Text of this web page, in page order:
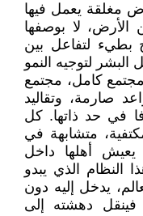
مغلقة يعمل فيها
الأرض، لا بوصفها
بطيء لتفاعل بين
لتوجيه النمو
كامل، مجتمع
صارمة، وتقاليد
في حد ذاتها. كل
متشابهة في
يعيش أهلها داخل
النظام الذي يبدو
يدخل إليه دون
فينقل دهشته إلى